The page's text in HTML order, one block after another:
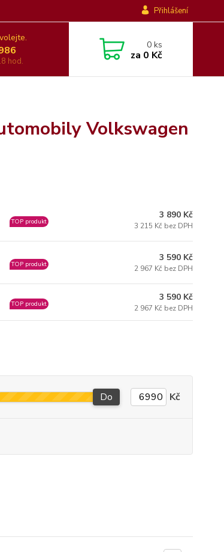
Přihlášení
hod.
0ks
za 0 Kč
Volkswagen
TOP produkt
3 890 Kč
3 215 Kč bez DPH
TOP produkt
3 590 Kč
2 967 Kč bez DPH
TOP produkt
3 590 Kč
2 967 Kč bez DPH
Do Kč